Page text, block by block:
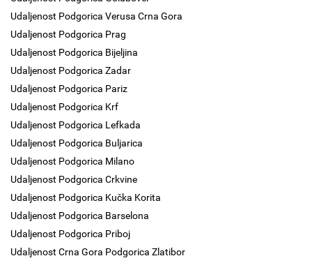
Udaljenost Podgorica Verusa Crna Gora
Udaljenost Podgorica Prag
Udaljenost Podgorica Bijeljina
Udaljenost Podgorica Zadar
Udaljenost Podgorica Pariz
Udaljenost Podgorica Krf
Udaljenost Podgorica Lefkada
Udaljenost Podgorica Buljarica
Udaljenost Podgorica Milano
Udaljenost Podgorica Crkvine
Udaljenost Podgorica Kučka Korita
Udaljenost Podgorica Barselona
Udaljenost Podgorica Priboj
Udaljenost Crna Gora Podgorica Zlatibor